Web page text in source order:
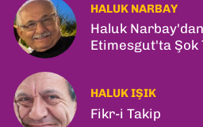
HALUK NARBAY
Haluk
Etimesgut'ta Şok
HALUK IŞIK
Fikr-i Takip